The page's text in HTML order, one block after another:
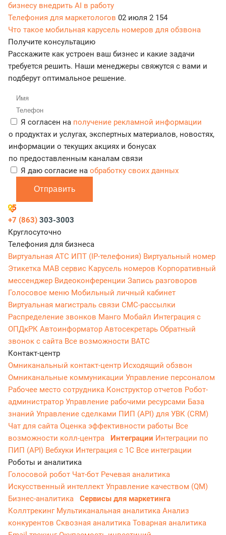
бизнесу внедрить AI в работу
Телефония для маркетологов 02 июля 2 154
Что такое мобильная карусель номеров для обзвона
Получите консультацию
Расскажите как устроен ваш бизнес и какие задачи
требуется решить. Наши менеджеры свяжутся с вами и
подберут оптимальное решение.
Я согласен на получение рекламной информации
о продуктах и услугах, экспертных материалов, новостях,
информации о текущих акциях и бонусах
по предоставленным каналам связи
Я даю согласие на обработку своих данных
Отправить
+7 (863) 303-3003
Круглосуточно
Телефония для бизнеса
Виртуальная АТС ИПТ (IP-телефония) Виртуальный номер
Этикетка МАВ сервис Карусель номеров Корпоративный
мессенджер Видеоконференции Запись разговоров
Голосовое меню Мобильный личный кабинет
Виртуальная магистраль связи СМС-рассылки
Распределение звонков Манго Мобайл Интеграция с
ОПДкРК Автоинформатор Автосекретарь Обратный
звонок с сайта Все возможности ВАТС
Контакт-центр
Омниканальный контакт-центр Исходящий обзвон
Омниканальные коммуникации Управление персоналом
Рабочее место сотрудника Конструктор отчетов Робот-
администратор Управление рабочими ресурсами База
знаний Управление сделками ПИП (API) для УВК (CRM)
Чат для сайта Оценка эффективности работы Все
возможности колл-центра
Интеграции Интеграции по
ПИП (API) Вебхуки Интеграция с 1С Все интеграции
Роботы и аналитика
Голосовой робот Чат-бот Речевая аналитика
Искусственный интеллект Управление качеством (QM)
Бизнес-аналитика
Сервисы для маркетинга
Коллтрекинг Мультиканальная аналитика Анализ
конкурентов Сквозная аналитика Товарная аналитика